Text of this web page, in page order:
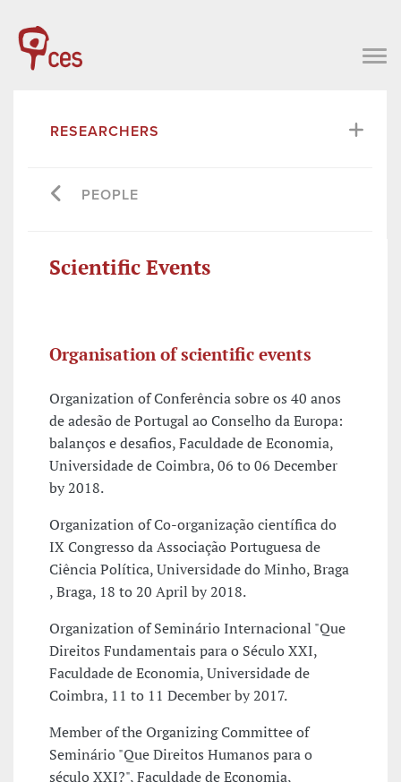
RESEARCHERS
PEOPLE
Scientific Events
Organisation of scientific events
Organization of Conferência sobre os 40 anos
de adesão de Portugal ao Conselho da Europa:
balanços e desafios, Faculdade de Economia,
Universidade de Coimbra, 06 to 06 December
by 2018.
Organization of Co-organização científica do
IX Congresso da Associação Portuguesa de
Ciência Política, Universidade do Minho, Braga
, Braga, 18 to 20 April by 2018.
Organization of Seminário Internacional "Que
Direitos Fundamentais para o Século XXI,
Faculdade de Economia, Universidade de
Coimbra, 11 to 11 December by 2017.
Member of the Organizing Committee of
Seminário "Que Direitos Humanos para o
século XXI?", Faculdade de Economia,